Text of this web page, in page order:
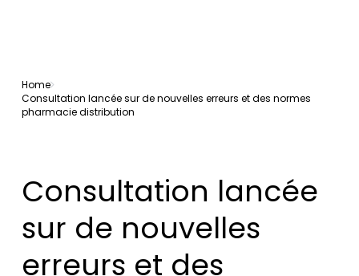
Home
Consultation lancée sur de nouvelles erreurs et des normes
pharmacie distribution
Consultation lancée
sur de nouvelles
erreurs et des